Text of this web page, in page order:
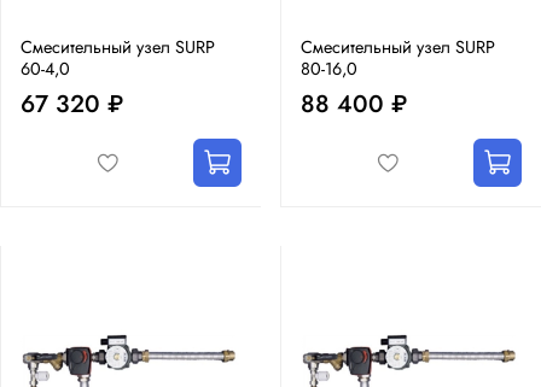
Смесительный узел SURP
60-4,0
67 320 ₽
Смесительный узел SURP
80-16,0
88 400 ₽